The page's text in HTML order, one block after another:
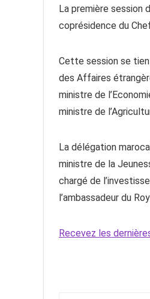
La première session
coprésidence du
Cette session se
des Affaires
ministre de
ministre de
La délégation
ministre de la
chargé de
l’ambassadeur du
Recevez les